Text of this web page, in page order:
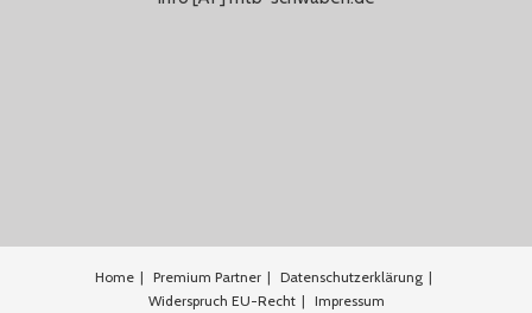
Home Premium Partner
Datenschutzerklärung
Widerspruch EU-Recht
Impressum